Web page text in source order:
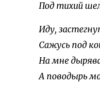
Под тихий
Иду,
Сажусь под
На мне
А поводырь